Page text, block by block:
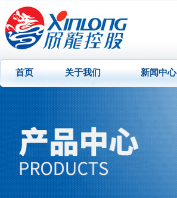
首页 关于我们 新闻中心